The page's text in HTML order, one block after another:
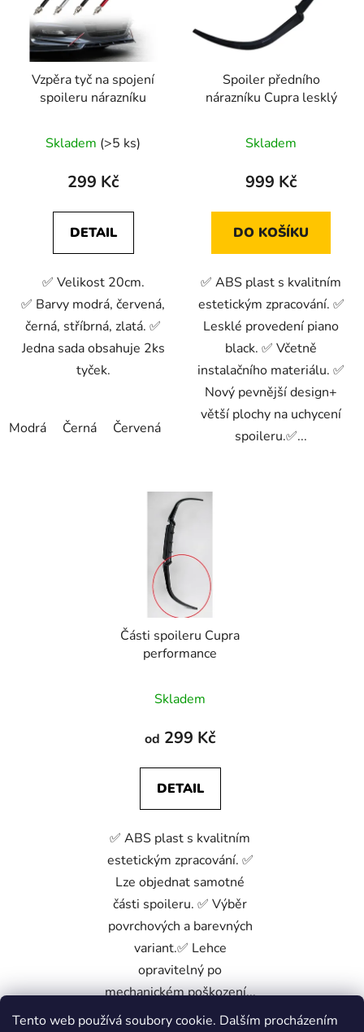
Tento web používá soubory cookie. Dalším procházením
Vzpěra tyč na spojení
spoileru nárazníku
Skladem (>5 ks)
299 Kč
DETAIL
✅ Velikost 20cm.
✅ Barvy modrá, červená,
černá, stříbrná, zlatá. ✅
Jedna sada obsahuje 2ks
tyček.
Modrá Černá Červená Stříbrná
Spoiler předního
nárazníku Cupra lesklý
Skladem
999 Kč
DO KOŠÍKU
✅ ABS plast s kvalitním
estetickým zpracování. ✅
Lesklé provedení piano
black. ✅ Včetně
instalačního materiálu. ✅
Nový pevnější design+
větší plochy na uchycení
spoileru.✅...
Části spoileru Cupra
performance
Skladem
od 299 Kč
DETAIL
✅ ABS plast s kvalitním
estetickým zpracování. ✅
Lze objednat samotné
části spoileru. ✅ Výběr
povrchových a barevných
variant.✅ Lehce
opravitelný po
mechanickém poškození...